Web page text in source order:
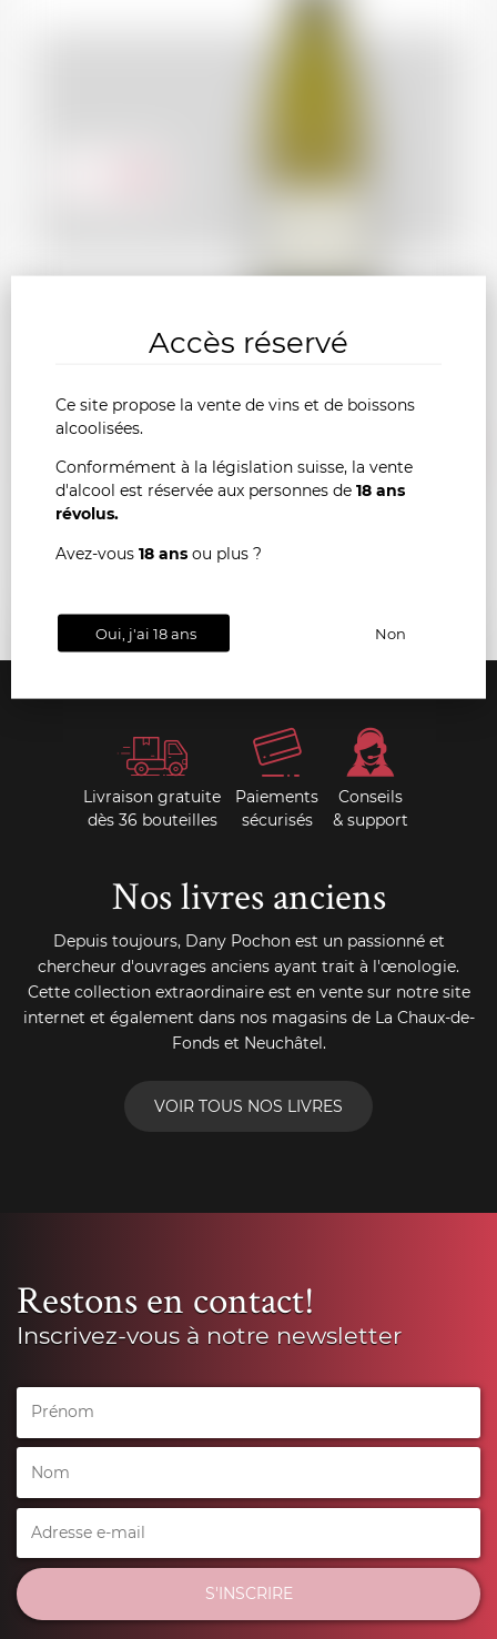
blanc 2021
- +
Livraison gratuite
dès 36 bouteilles
Paiements
sécurisés
Conseils
& support
Nos livres anciens
Depuis toujours, Dany Pochon est un passionné et
chercheur d'ouvrages anciens ayant trait à l'œnologie.
Cette collection extraordinaire est en vente sur notre site
internet et également dans nos magasins de La Chaux-de-
Fonds et Neuchâtel.
VOIR TOUS NOS LIVRES
Restons en contact!
Inscrivez-vous à notre newsletter
S'INSCRIRE
Accès réservé
Ce site propose la vente de vins et de boissons
alcoolisées.
Conformément à la législation suisse, la vente
d'alcool est réservée aux personnes de 18 ans
révolus.
Avez-vous 18 ans ou plus ?
Oui, j'ai 18 ans Non